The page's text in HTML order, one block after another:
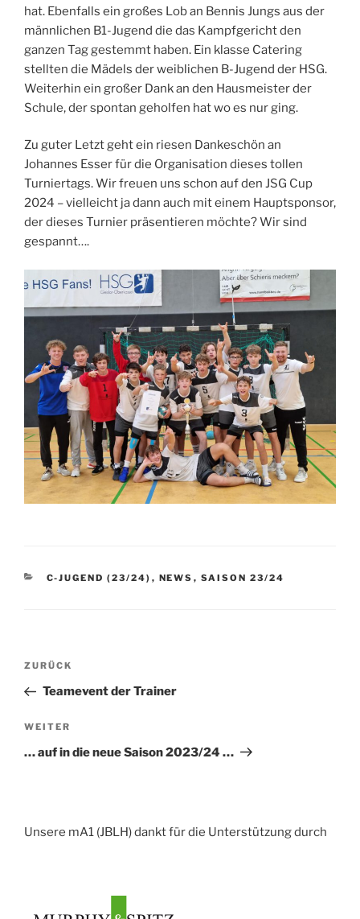
hat. Ebenfalls ein großes Lob an Bennis Jungs aus der
männlichen B1-Jugend die das Kampfgericht den
ganzen Tag gestemmt haben. Ein klasse Catering
stellten die Mädels der weiblichen B-Jugend der HSG.
Weiterhin ein großer Dank an den Hausmeister der
Schule, der spontan geholfen hat wo es nur ging.
Zu guter Letzt geht ein riesen Dankeschön an
Johannes Esser für die Organisation dieses tollen
Turniertags. Wir freuen uns schon auf den JSG Cup
2024 – vielleicht ja dann auch mit einem Hauptsponsor,
der dieses Turnier präsentieren möchte? Wir sind
gespannt….
KATEGORIEN
C-JUGEND (23/24) , NEWS , SAISON 23/24
Beitragsnavigation
Vorheriger
Beitrag
ZURÜCK
Teamevent der Trainer
Nächster
Beitrag
WEITER
… auf in die neue Saison 2023/24 …
Unsere mA1 (JBLH) dankt für die Unterstützung durch